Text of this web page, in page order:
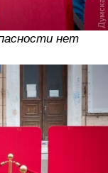
нет